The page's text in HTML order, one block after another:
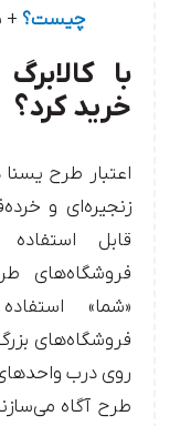
چیست؟ +
با
خرید کرد؟
اعتبار طرح
زنجیره‌ای و
قابل
فروشگاه‌های
«شما»
فروشگاه‌های
روی درب
طرح آگاه